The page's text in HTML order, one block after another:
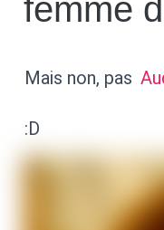
femme
Mais non, pas
:D